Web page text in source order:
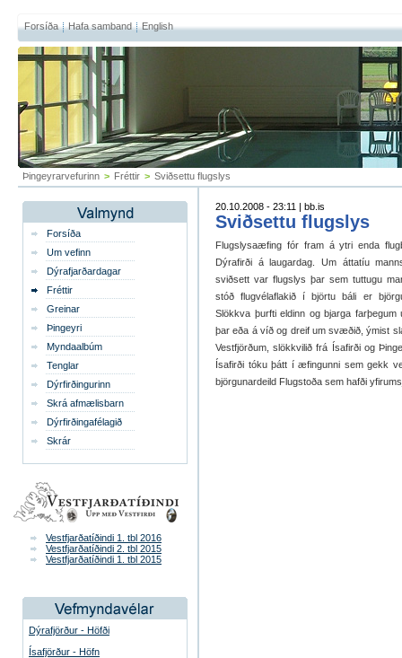
Forsíða Hafa samband English
Þingeyrarvefurinn > Fréttir > Sviðsettu flugslys
Forsíða
Um vefinn
Dýrafjarðardagar
Fréttir
Greinar
Þingeyri
Myndaalbúm
Tenglar
Dýrfirðingurinn
Skrá afmælisbarn
Dýrfirðingafélagið
Skrár
Vestfjarðatíðindi 1. tbl 2016
Vestfjarðatíðindi 2. tbl 2015
Vestfjarðatíðindi 1. tbl 2015
Dýrafjörður - Höfði
Ísafjörður - Höfn
20.10.2008 - 23:11 | bb.is
Sviðsettu flugslys
Flugslysaæfing fór fram á ytri enda
Dýrafirði á laugardag. Um áttatíu
sviðsett var flugslys þar sem tuttugu
stóð flugvélaflakið í björtu báli er
Slökkva þurfti eldinn og bjarga
þar eða á víð og dreif um svæðið, ýmist
Vestfjörðum, slökkvilið frá Ísafirði og
Ísafirði tóku þátt í æfingunni sem gekk
björgunardeild Flugstoða sem hafði